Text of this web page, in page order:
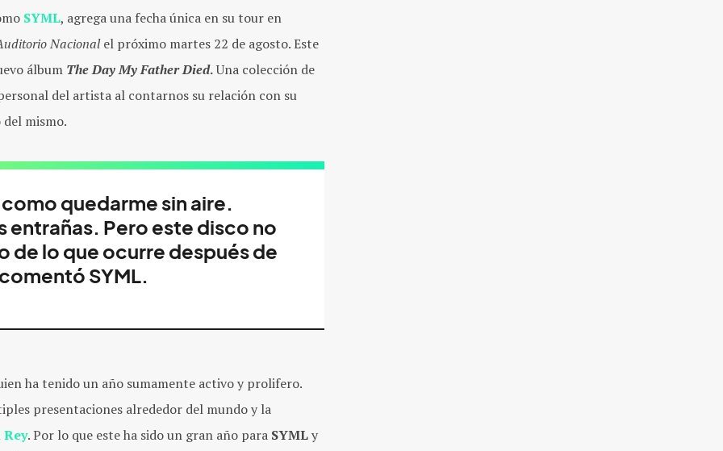
SYML, agrega una fecha única en su tour en
Nacionalel próximo martes 22 de agosto. Este
álbum The Day My Father Died.Una colección de
del artista al contarnos su relación con su
mismo.
quedarme sin aire.
entrañas. Pero este disco no
de lo que ocurre después de
SYML.
ha tenido un año sumamente activo y prolifero.
presentaciones alrededor del mundo y la
. Por lo que este ha sido un gran año para SYMLy